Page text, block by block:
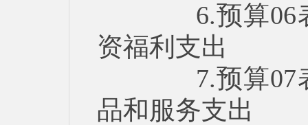
6.预算06表
资福利支出
7.预算07表
品和服务支出